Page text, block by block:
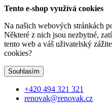
Tento e-shop využívá cookies
Na našich webových stránkách
Některé z nich jsou nezbytné,
tento web a váš uživatelský
cookies?
Souhlasím
+420 494 321 321
renovak@renovak.cz